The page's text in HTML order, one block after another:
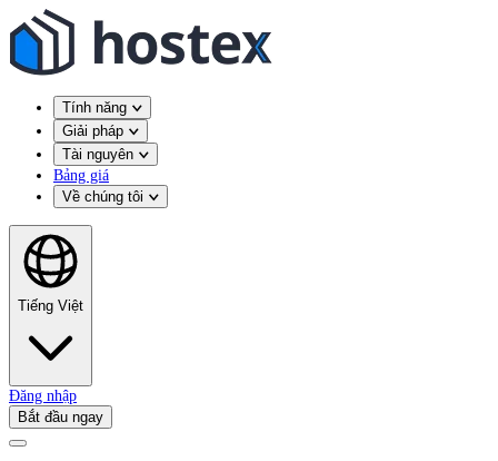
Tính năng
Giải pháp
Tài nguyên
Bảng giá
Về chúng tôi
Tiếng Việt
Đăng nhập
Bắt đầu ngay